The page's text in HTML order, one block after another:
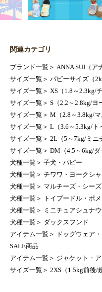
関連カテゴリ
ブランド一覧 ＞ ANNA SUI（ア
サイズ一覧 ＞ パピーサイズ（
サイズ一覧 ＞ XS（1.8～2.3kg/
サイズ一覧 ＞ S（2.2～2.8kg/ヨ
サイズ一覧 ＞ M（2.8～3.8kg/マ
サイズ一覧 ＞ L（3.6～5.3kg/ト
サイズ一覧 ＞ 2L（5～7kg/ミニ
サイズ一覧 ＞ DM（4.5～6kg/ダ
犬種一覧 ＞ 子犬・パピー
犬種一覧 ＞ チワワ・ヨークシ
犬種一覧 ＞ マルチーズ・シー
犬種一覧 ＞
トイプードル・ポ
犬種一覧 ＞
ミニチュアシュナ
犬種一覧 ＞ ダックスフンド
アイテム一覧 ＞
ドッグウェア
SALE商品
アイテム一覧 ＞ ジャケット・
サイズ一覧 ＞ 2XS（1.5kg前後/